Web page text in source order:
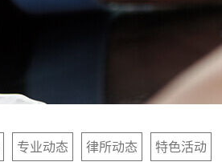
专业动态 律所动态 特色活动